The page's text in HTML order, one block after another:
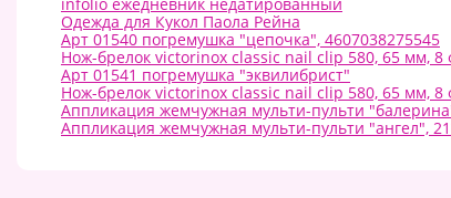
Одежда для Кукол Паола Рейна
Арт 01540 погремушка "цепочка", 4607038275545
Нож-брелок victorinox classic nail clip 580, 65 мм,
Арт 01541 погремушка "эквилибрист"
Нож-брелок victorinox classic nail clip 580, 65 мм,
Аппликация жемчужная мульти-пульти
Аппликация жемчужная мульти-пульти "ангел",